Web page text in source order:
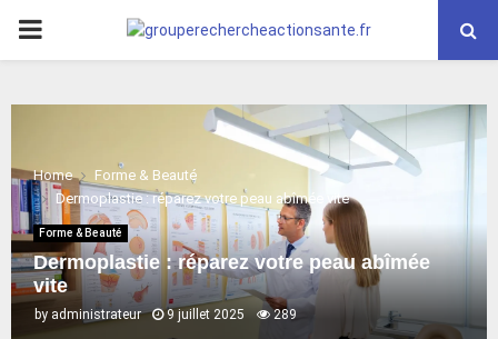
PRIMARY
Home
Forme & Beauté
Dermoplastie : réparez votre peau abîmée vite
Forme & Beauté
Dermoplastie : réparez votre peau abîmée
vite
by administrateur 9 juillet 2025 289